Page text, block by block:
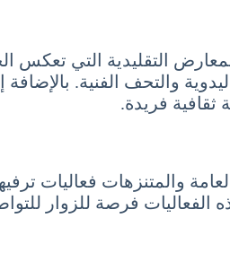
التقليدية التي تعكس
والتحف الفنية.
ثقافية فريدة.
والمتنزهات فعاليات
الفعاليات فرصة للزوار